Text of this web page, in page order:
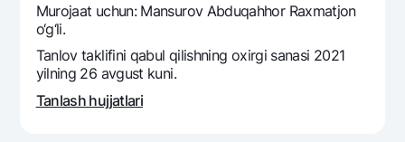
Qidirish
Foydali havolalar
Ko'p beriladigan savollar
Murojaat uchun: Mansurov Abduqahhor Raxmatjon
o‘g‘li.
Tanlov taklifini qabul qilishning oxirgi sanasi 2021
yilning 26 avgust kuni.
Tanlash hujjatlari